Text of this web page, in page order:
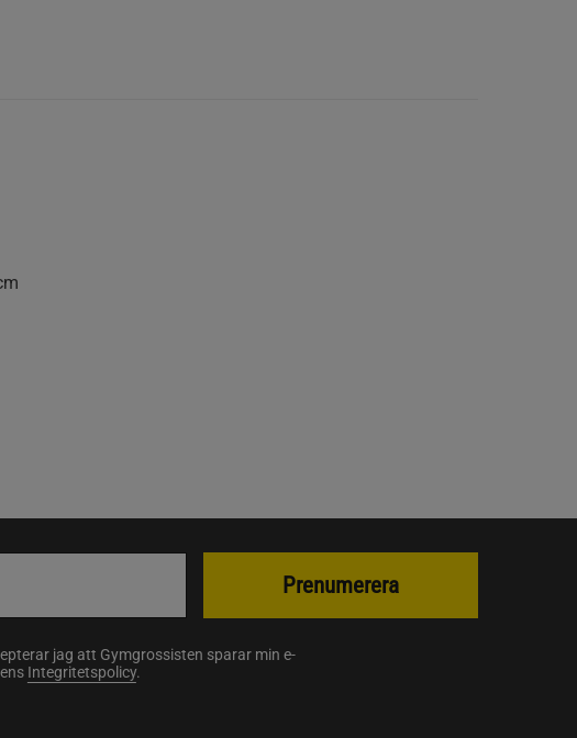
jag att Gymgrossisten sparar min e-
Integritetspolicy.
Prenumerera